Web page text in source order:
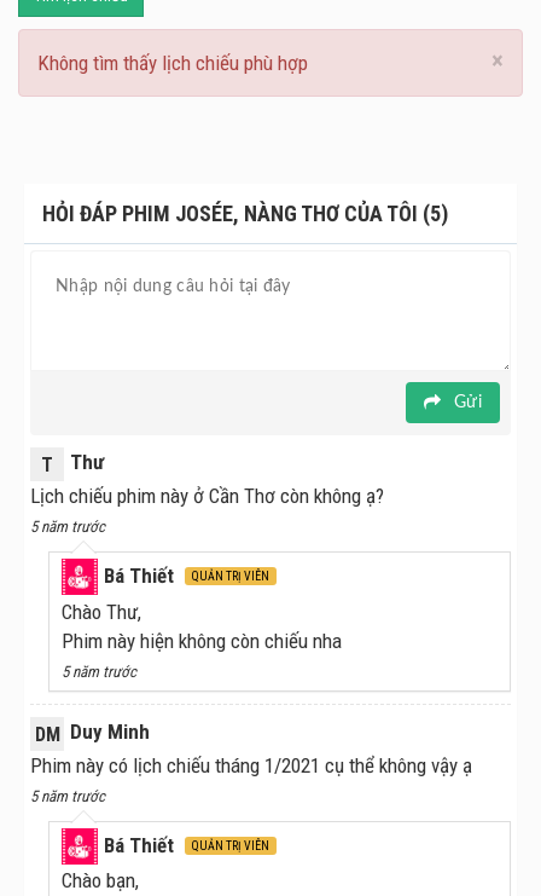
×
Không tìm thấy lịch chiếu phù hợp
HỎI ĐÁP PHIM JOSÉE, NÀNG THƠ CỦA TÔI (5)
Gửi
T
Thư
Lịch chiếu phim này ở Cần Thơ còn không ạ?
5 năm trước
Bá Thiết QUẢN TRỊ VIÊN
Chào Thư,
Phim này hiện không còn chiếu nha
5 năm trước
DM Duy Minh
Phim này có lịch chiếu tháng 1/2021 cụ thể không vậy ạ
5 năm trước
Bá Thiết QUẢN TRỊ VIÊN
Chào bạn,